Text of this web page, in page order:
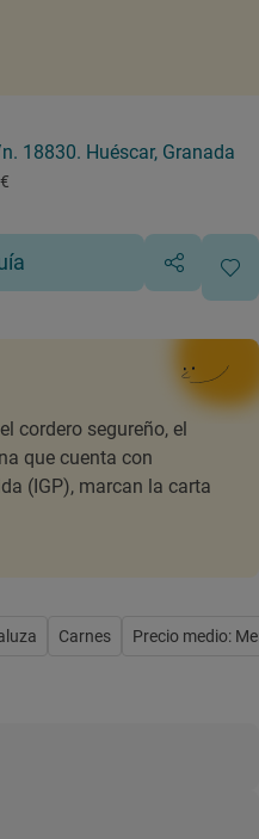
18830. Huéscar, Granada
cordero segureño, el
que cuenta con
(IGP), marcan la carta
Carnes Precio medio: